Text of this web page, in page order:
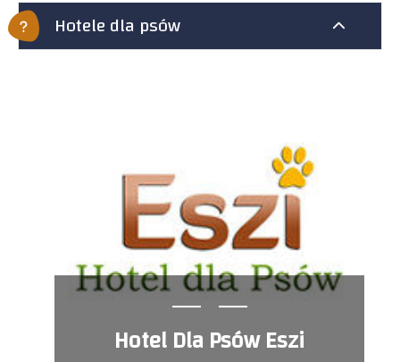
Hotele dla psów
Hotel Dla Psów Eszi